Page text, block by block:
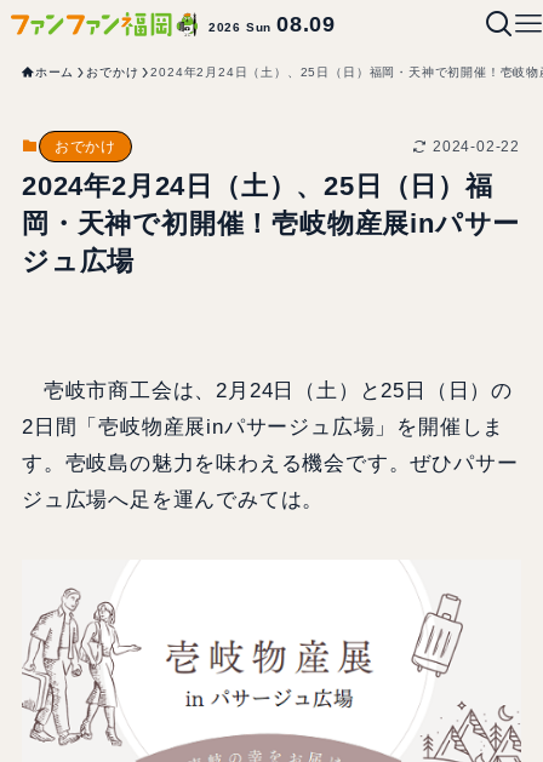
2026 Sun08.09
ホーム おでかけ 2024年2月24日（土）、25日（日）福岡・天神で初開催！壱岐物
おでかけ 2024-02-22
2024年2月24日（土）、25日（日）福
岡・天神で初開催！壱岐物産展inパサー
ジュ広場
壱岐市商工会は、2月24日（土）と25日（日）の
2日間「壱岐物産展inパサージュ広場」を開催しま
す。壱岐島の魅力を味わえる機会です。ぜひパサー
ジュ広場へ足を運んでみては。